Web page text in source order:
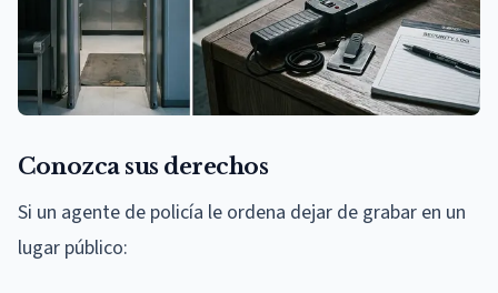
Conozca sus derechos
Si un agente de policía le ordena dejar de grabar en un
lugar público: